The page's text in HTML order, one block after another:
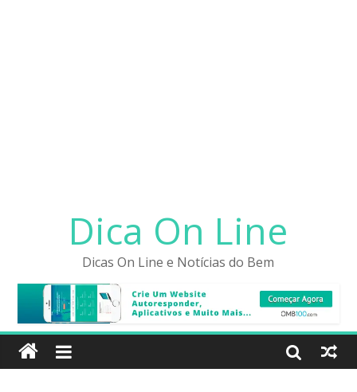
Dica On Line
Dicas On Line e Notícias do Bem